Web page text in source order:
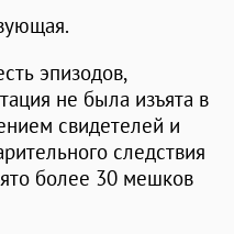
эпизодов,
не была изъята в
свидетелей и
следствия
более 30 мешков